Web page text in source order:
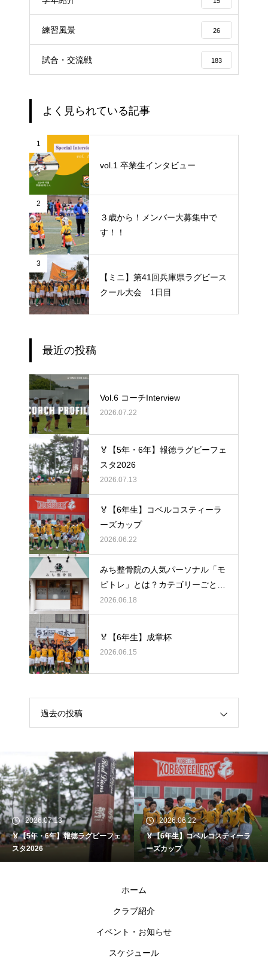
練習風景 26
試合・交流戦 183
よく見られている記事
1
vol.1 卒業生インタビュー
2
３歳から！メンバー大募集中で
す！！
3
【ミニ】第41回兵庫県ラグビース
クール大会 1日目
最近の投稿
Vol.6 コーチInterview
2026.07.22
🏅【5年・6年】報徳ラグビーフェ
スタ2026
2026.07.13
🏅【6年生】コベルコスティーラ
ーズカップ
2026.06.22
みち整骨院の人気パーソナル「モ
ビトレ」とは？カテゴリーごとの
ラグビーの悩みをヒントに考え
る、身体のケア
2026.06.18
🏅【6年生】成章杯
2026.06.15
過去の投稿
2026.07.13
🏅【5年・6年】報徳ラグビーフェ
スタ2026
2026.06.22
🏅【6年生】コベルコスティーラ
ーズカップ
ホーム
クラブ紹介
イベント・お知らせ
スケジュール